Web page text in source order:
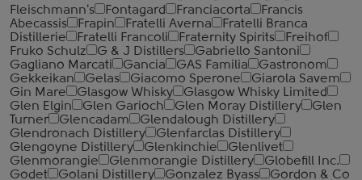
Fleischmann's
Fontagard Franciacorta
Francis
Abecassis
Frapin Fratelli Averna
Fratelli Branca
Distillerie
Fratelli ‎Francoli Fraternity Spirits
Freihof
Fruko Schulz
G & J Distillers
Gabriello Santoni
Gagliano Marcati
Gancia GAS Familia
Gastronom
Gekkeikan
Gelas Giacomo Sperone
Giarola Savem
Gin Mare
Glasgow Whisky
Glasgow Whisky Limited
Glen Elgin
Glen Garioch Glen Moray Distillery
Glen
Turner
Glencadam
Glendalough Distillery
Glendronach Distillery
Glenfarclas Distillery
Glengoyne Distillery
Glenkinchie
Glenlivet
Glenmorangie
Glenmorangie Distillery
Globefill Inc.
Godet
Golani Distillery Gonzalez Byass
Gordon & Co